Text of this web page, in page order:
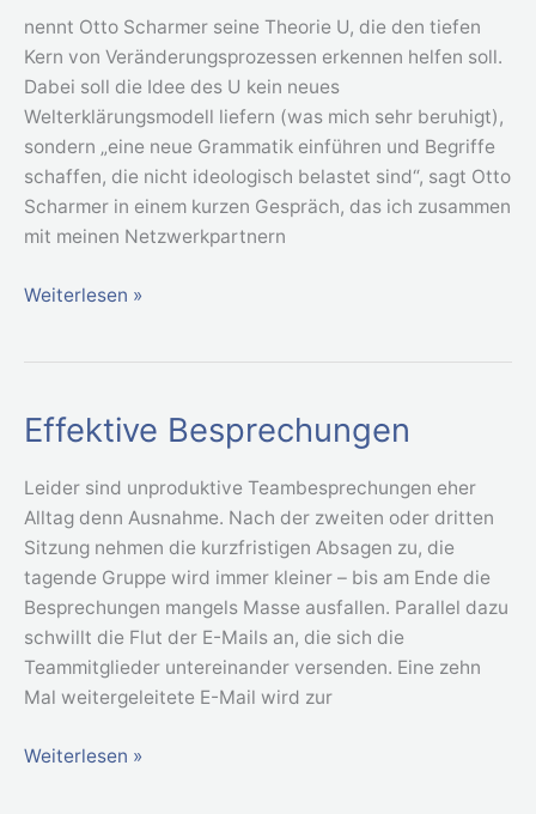
nennt Otto Scharmer seine Theorie U, die den tiefen
Kern von Veränderungsprozessen erkennen helfen soll.
Dabei soll die Idee des U kein neues
Welterklärungsmodell liefern (was mich sehr beruhigt),
sondern „eine neue Grammatik einführen und Begriffe
schaffen, die nicht ideologisch belastet sind“, sagt Otto
Scharmer in einem kurzen Gespräch, das ich zusammen
mit meinen Netzwerkpartnern
Zukunft
her
führen,
Weiterlesen »
Effektive Besprechungen
Leider sind unproduktive Teambesprechungen eher
Alltag denn Ausnahme. Nach der zweiten oder dritten
Sitzung nehmen die kurzfristigen Absagen zu, die
tagende Gruppe wird immer kleiner – bis am Ende die
Besprechungen mangels Masse ausfallen. Parallel dazu
schwillt die Flut der E-Mails an, die sich die
Teammitglieder untereinander versenden. Eine zehn
Mal weitergeleitete E-Mail wird zur
Effektive
Weiterlesen »